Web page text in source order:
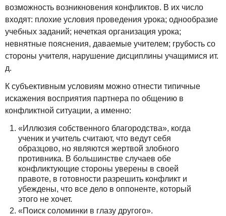
возможность возникновения конфликтов. В их число
входят: плохие условия проведения урока; однообразие
учебных заданий; нечеткая организация урока;
невнятные пояснения, даваемые учителем; грубость со
стороны учителя, нарушение дисциплины учащимися ит.
д.
К субъективным условиям можно отнести типичные
искажения восприятия партнера по общению в
конфликтной ситуации, а именно:
«Иллюзия собственного благородства», когда
ученик и учитель считают, что ведут себя
образцово, но являются жертвой злобного
противника. В большинстве случаев обе
конфликтующие стороны уверены в своей
правоте, в готовности разрешить конфликт и
убеждены, что все дело в оппоненте, который
этого не хочет.
«Поиск соломинки в глазу другого».